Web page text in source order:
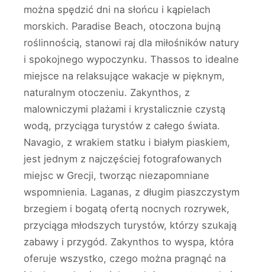
można spędzić dni na słońcu i kąpielach
morskich. Paradise Beach, otoczona bujną
roślinnością, stanowi raj dla miłośników natury
i spokojnego wypoczynku. Thassos to idealne
miejsce na relaksujące wakacje w pięknym,
naturalnym otoczeniu. Zakynthos, z
malowniczymi plażami i krystalicznie czystą
wodą, przyciąga turystów z całego świata.
Navagio, z wrakiem statku i białym piaskiem,
jest jednym z najczęściej fotografowanych
miejsc w Grecji, tworząc niezapomniane
wspomnienia. Laganas, z długim piaszczystym
brzegiem i bogatą ofertą nocnych rozrywek,
przyciąga młodszych turystów, którzy szukają
zabawy i przygód. Zakynthos to wyspa, która
oferuje wszystko, czego można pragnąć na